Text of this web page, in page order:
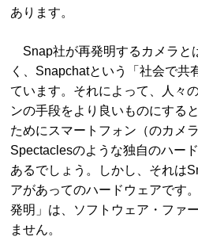
あります。
Snap社が再発明するカメラと
く、Snapchatという「社会で共
ています。それによって、人々
ンの手段をより良いものにする
ためにスマートフォン（のカメ
Spectaclesのような独自のハー
あるでしょう。しかし、それは
アがあってのハードウェアです
発明」は、ソフトウェア・ファ
ません。